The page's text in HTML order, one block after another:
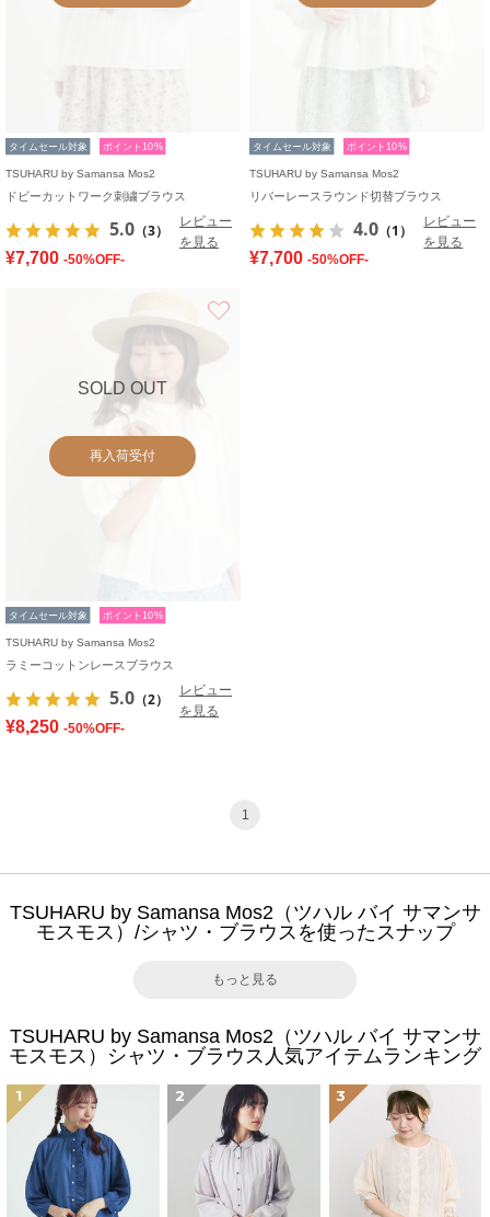
タイムセール対象 ポイント10%
TSUHARU by Samansa Mos2
ドビーカットワーク刺繍ブラウス
5.0 （3）
レビュー
を見る
¥7,700 -50%OFF-
タイムセール対象 ポイント10%
TSUHARU by Samansa Mos2
リバーレースラウンド切替ブラウス
4.0 （1）
レビュー
を見る
¥7,700 -50%OFF-
SOLD OUT
再入荷受付
タイムセール対象 ポイント10%
TSUHARU by Samansa Mos2
ラミーコットンレースブラウス
5.0 （2）
レビュー
を見る
¥8,250 -50%OFF-
1
TSUHARU by Samansa Mos2（ツハル バイ サマンサ
モスモス）/シャツ・ブラウスを使ったスナップ
もっと見る
TSUHARU by Samansa Mos2（ツハル バイ サマンサ
モスモス）シャツ・ブラウス人気アイテムランキング
1 2 3